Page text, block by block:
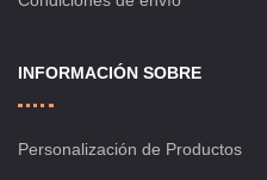
INFORMACIÓN SOBRE
Personalización de Productos